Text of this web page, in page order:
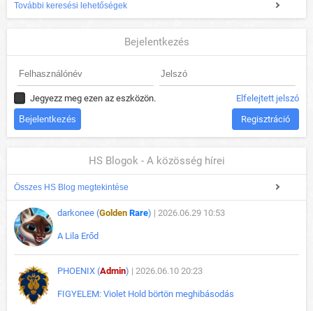
További keresési lehetőségek
Bejelentkezés
Jegyezz meg ezen az eszközön. Elfelejtett jelszó
Regisztráció
HS Blogok - A közösség hírei
Összes HS Blog megtekintése
darkonee (Golden Rare) | 2026.06.29 10:53
A Lila Erőd
PHOENIX (Admin) | 2026.06.10 20:23
FIGYELEM: Violet Hold börtön meghibásodás